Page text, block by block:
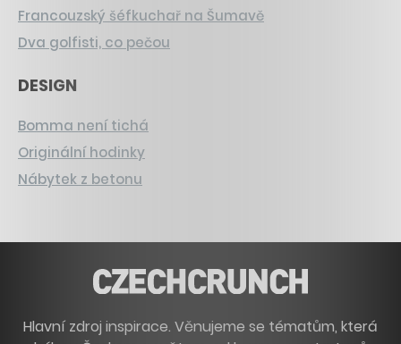
Francouzský šéfkuchař na Šumavě
Dva golfisti, co pečou
DESIGN
Bomma není tichá
Originální hodinky
Nábytek z betonu
Hlavní zdroj inspirace. Věnujeme se tématům, která